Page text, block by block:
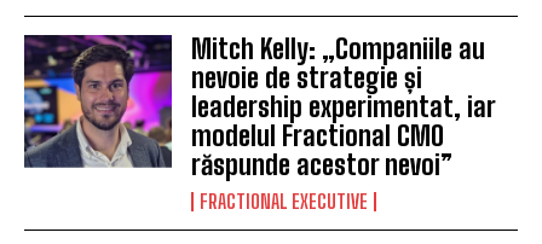
Mitch Kelly: „Companiile au
nevoie de strategie și
leadership experimentat, iar
modelul Fractional CMO
răspunde acestor nevoi”
FRACTIONAL EXECUTIVE